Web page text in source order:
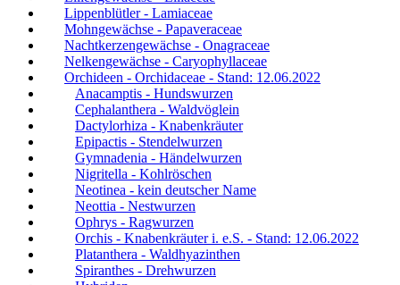
Lippenblütler - Lamiaceae
Mohngewächse - Papaveraceae
Nachtkerzengewächse - Onagraceae
Nelkengewächse - Caryophyllaceae
Orchideen - Orchidaceae - Stand: 12.06.2022
Anacamptis - Hundswurzen
Cephalanthera - Waldvöglein
Dactylorhiza - Knabenkräuter
Epipactis - Stendelwurzen
Gymnadenia - Händelwurzen
Nigritella - Kohlröschen
Neotinea - kein deutscher Name
Neottia - Nestwurzen
Ophrys - Ragwurzen
Orchis - Knabenkräuter i. e.S. - Stand: 12.06.2022
Platanthera - Waldhyazinthen
Spiranthes - Drehwurzen